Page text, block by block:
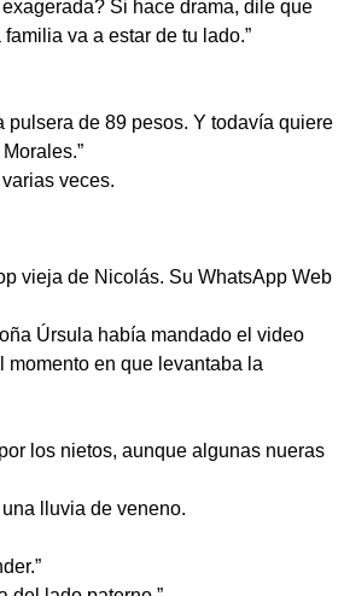
Si hace drama, dile que
va a estar de tu lado.”
pulsera de 89 pesos. Y todavía quiere
veces.
vieja de Nicolás. Su WhatsApp Web
Úrsula había mandado el video
momento en que levantaba la
los nietos, aunque algunas nueras
lluvia de veneno.